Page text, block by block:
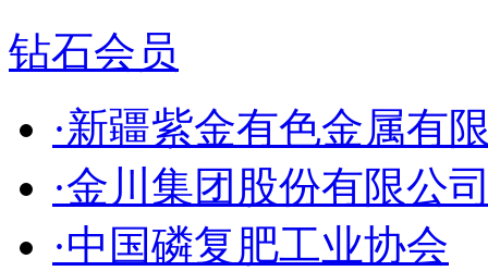
钻石会员
·新疆紫金有色金属有
·金川集团股份有限公
·中国磷复肥工业协会